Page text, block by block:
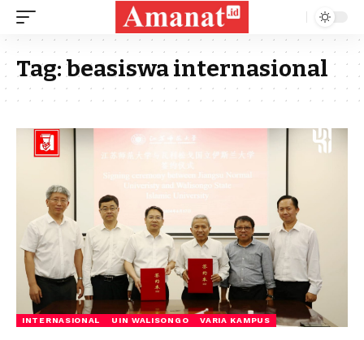
Tag:beasiswa internasional
INTERNASIONAL UIN WALISONGO VARIA KAMPUS